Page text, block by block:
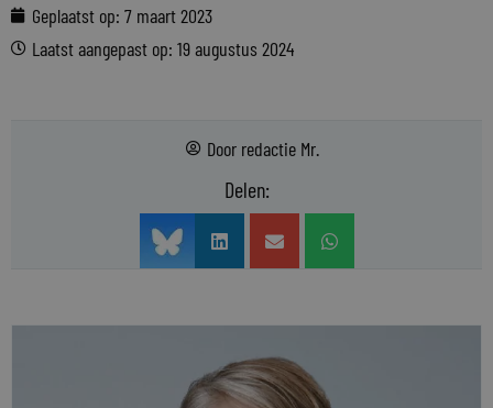
Geplaatst op: 7 maart 2023
Laatst aangepast op: 19 augustus 2024
Door redactie Mr.
Delen: